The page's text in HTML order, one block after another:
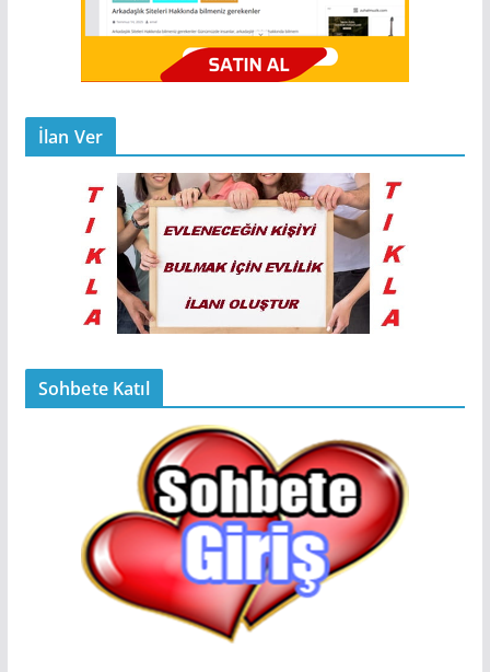
İlan Ver
Sohbete Katıl